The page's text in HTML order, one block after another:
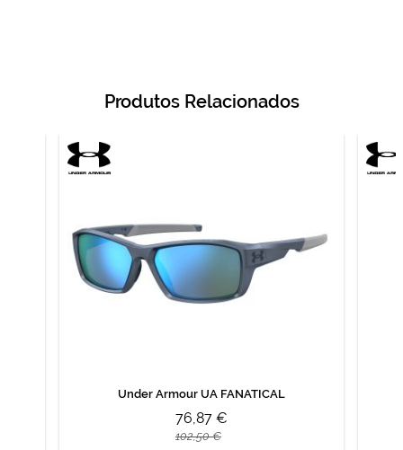
Produtos Relacionados
Under Armour UA FANATICAL
76,87 €
102,50 €